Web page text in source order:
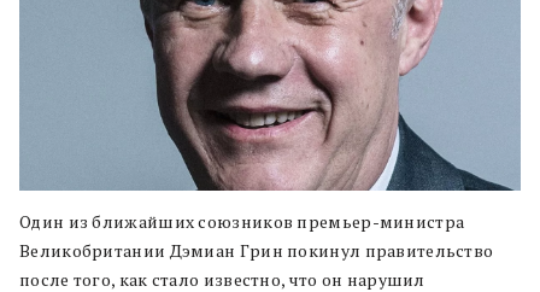
Один из ближайших союзников премьер-министра
Великобритании Дэмиан Грин покинул правительство
после того, как стало известно, что он нарушил